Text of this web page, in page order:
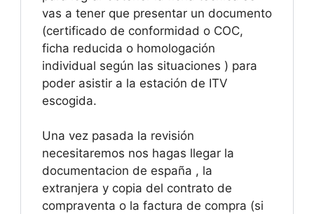
vas a tener que presentar un documento
(certificado de conformidad o COC,
ficha reducida o homologación
individual según las situaciones ) para
poder asistir a la estación de ITV
escogida.
Una vez pasada la revisión
necesitaremos nos hagas llegar la
documentacion de españa , la
extranjera y copia del contrato de
compraventa o la factura de compra (si